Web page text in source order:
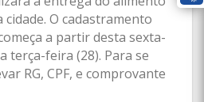
O cadastramento
a partir desta sexta-
terça-feira (28). Para se
RG, CPF, e comprovante